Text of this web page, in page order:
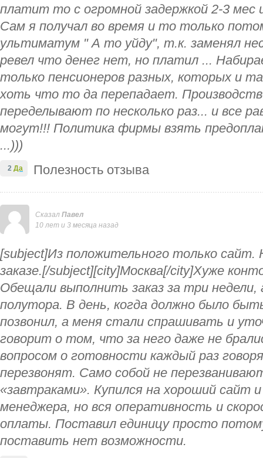
платит то с огромной задержкой 2-3 мес
Сам я получал во время и то только
ультиматум " А то уйду", т.к. заменял
ревел что денег нет, но платил ...
только пенсионеров разных, которых и
хоть что то да перепадает.
переделывают по несколько раз... и все
могут!!! Политика фирмы взять
...)))
Полезность отзыва
2 Да
Сказал Павел
10 лет и 3 месяца назад
[subject]Из положительного только сайт.
заказе.[/subject][city]Москва[/city]Хуже
Обещали выполнить заказ за три
полутора. В день, когда должно было
позвонил, а меня стали спрашивать и
говорит о том, что за него даже не
вопросом о готовности каждый раз
перезвонят. Само собой не
«завтраками». Купился на хороший сайт
менеджера, но вся оперативность и
оплаты. Поставил единицу просто
поставить нет возможности.